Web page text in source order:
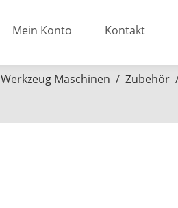
Mein Konto Kontakt
Werkzeug Maschinen Zubehör